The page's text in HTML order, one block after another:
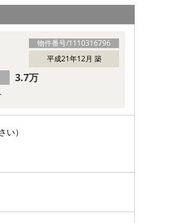
物件番号/1110316796
平成21年12月 築
3.7万
）